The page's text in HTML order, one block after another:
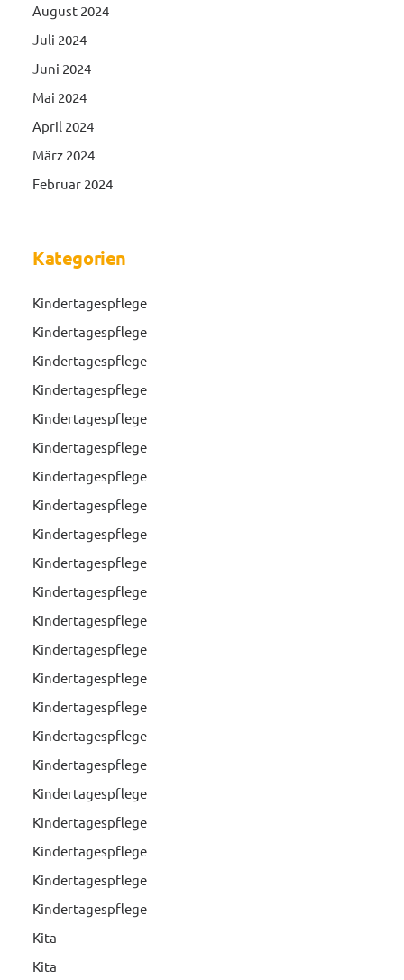
August 2024
Juli 2024
Juni 2024
Mai 2024
April 2024
März 2024
Februar 2024
Kategorien
Kindertagespflege
Kindertagespflege
Kindertagespflege
Kindertagespflege
Kindertagespflege
Kindertagespflege
Kindertagespflege
Kindertagespflege
Kindertagespflege
Kindertagespflege
Kindertagespflege
Kindertagespflege
Kindertagespflege
Kindertagespflege
Kindertagespflege
Kindertagespflege
Kindertagespflege
Kindertagespflege
Kindertagespflege
Kindertagespflege
Kindertagespflege
Kindertagespflege
Kita
Kita